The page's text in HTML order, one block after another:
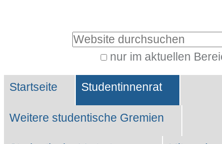
Website durchsuchen
nur im aktuellen
Suche…
Sektionen
Startseite Studentinnenrat
Weitere studentische Gremien